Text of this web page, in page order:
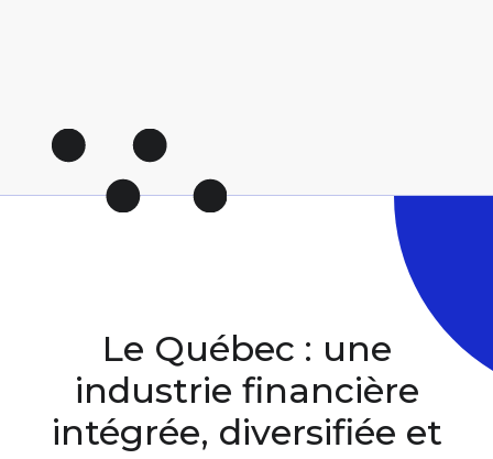
Le Québec : une
industrie financière
intégrée, diversifiée et